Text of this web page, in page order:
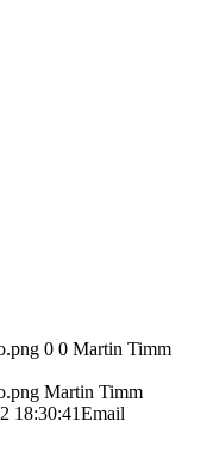
0 0 Martin Timm
Martin Timm
18:30:41Email